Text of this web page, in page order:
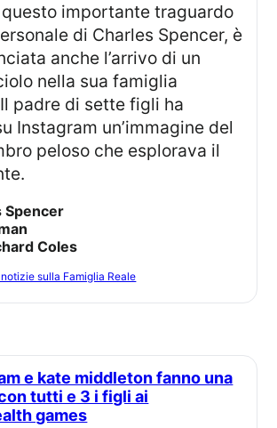
di Charles Spencer, è
anche l’arrivo di un
nella sua famiglia
padre di sette figli ha
Instagram un’immagine del
peloso che esplorava il
Spencer
Coles
sulla Famiglia Reale
tutti e 3 i figli ai
games